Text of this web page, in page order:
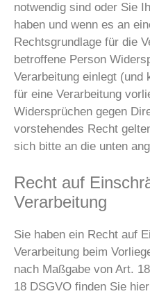
notwendig sind oder Sie
haben und wenn es an
Rechtsgrundlage für die
betroffene Person
Verarbeitung einlegt (und
für eine Verarbeitung
Widersprüchen gegen
vorstehendes Recht
sich bitte an die unten
Recht auf
Verarbeitung
Sie haben ein Recht auf
Verarbeitung beim
nach Maßgabe von Art.
18 DSGVO finden Sie